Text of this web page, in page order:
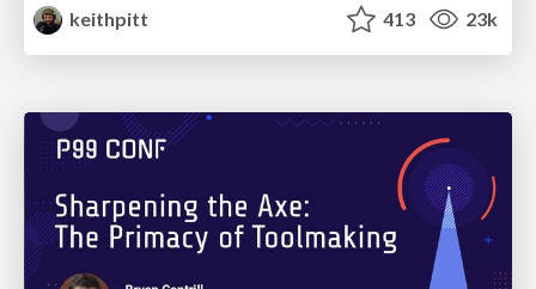
keithpitt
413 23k